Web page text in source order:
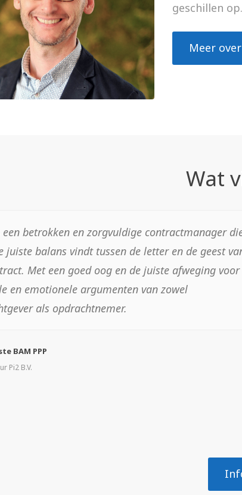
geschillen op.
Meer
Wat
betrokken en zorgvuldige contractmanager
juiste balans vindt tussen de letter en de geest
Met een goed oog en de juiste afweging voor
en emotionele argumenten van zowel
als opdrachtnemer.
BAM PPP
Pi2 B.V.
leren kennen als een veelzijdige en
Enerzijds vult hij zijn rol in vanuit de
het contract, anderzijds is hij altijd zoekend naar
die voor alle partijen haalbaar en acceptabel